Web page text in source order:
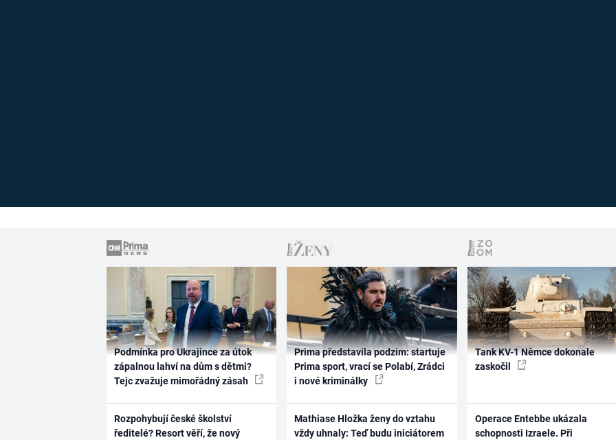
Podmínka pro Ukrajince za útok
zápalnou lahví na dům s dětmi?
Tejc zvažuje mimořádný zásah
Rozpohybují české školství
ředitelé? Resort věří, že nový
Prima představila podzim: startuje
Prima sport, vrací se Polabí, Zrádci
i nové kriminálky
Mathiase Hložka ženy do vztahu
vždy uhnaly: Teď budu iniciátorem
Tank KV-1 Němce dokonale
zaskočil
Operace Entebbe ukázala
schopnosti Izraele. Při